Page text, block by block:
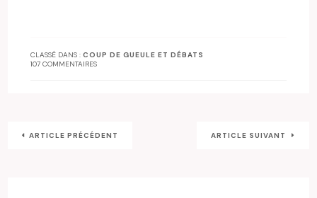
CLASSÉ DANS :COUP DE GUEULE ET DÉBATS
107 COMMENTAIRES
ARTICLE PRÉCÉDENT ARTICLE SUIVANT